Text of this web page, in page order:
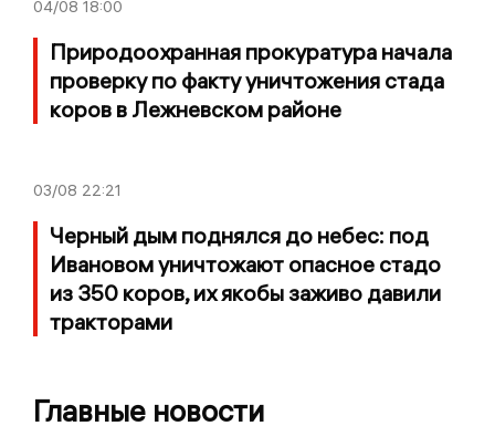
04/08 18:00
Природоохранная прокуратура начала
проверку по факту уничтожения стада
коров в Лежневском районе
03/08 22:21
Черный дым поднялся до небес: под
Ивановом уничтожают опасное стадо
из 350 коров, их якобы заживо давили
тракторами
Главные новости